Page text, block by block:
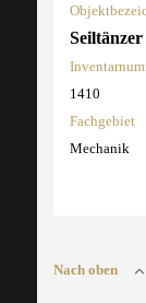
1410
Fachgebiet
Mechanik
Nach oben